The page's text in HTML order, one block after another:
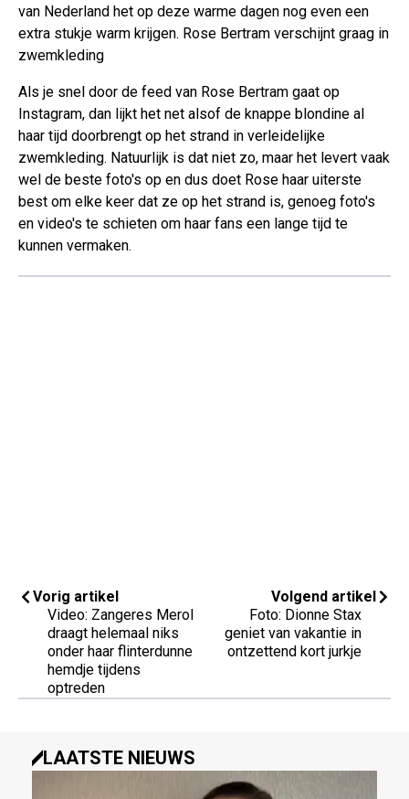
van Nederland het op deze warme dagen nog even een
extra stukje warm krijgen. Rose Bertram verschijnt graag in
zwemkleding
Als je snel door de feed van Rose Bertram gaat op
Instagram, dan lijkt het net alsof de knappe blondine al
haar tijd doorbrengt op het strand in verleidelijke
zwemkleding. Natuurlijk is dat niet zo, maar het levert vaak
wel de beste foto's op en dus doet Rose haar uiterste
best om elke keer dat ze op het strand is, genoeg foto's
en video's te schieten om haar fans een lange tijd te
kunnen vermaken.
Vorig artikel
Video: Zangeres Merol
draagt helemaal niks
onder haar flinterdunne
hemdje tijdens
optreden
Volgend artikel
Foto: Dionne Stax
geniet van vakantie in
ontzettend kort jurkje
LAATSTE NIEUWS